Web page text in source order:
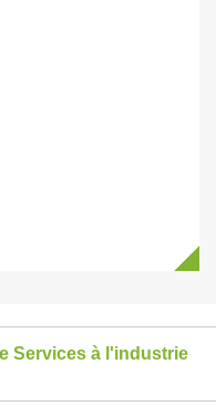
Services à l'industrie